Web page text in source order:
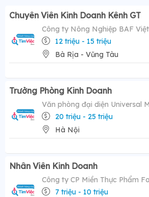
Chuyên Viên Kinh Doanh Kênh GT
Công ty Nông Nghiệp BAF
12 triệu - 15 triệu
Bà Rịa - Vũng Tàu
Trưởng Phòng Kinh Doanh
20 triệu - 25 triệu
Hà Nội
Nhân Viên Kinh Doanh
Công ty CP Miền Thực Phẩm
7 triệu - 10 triệu